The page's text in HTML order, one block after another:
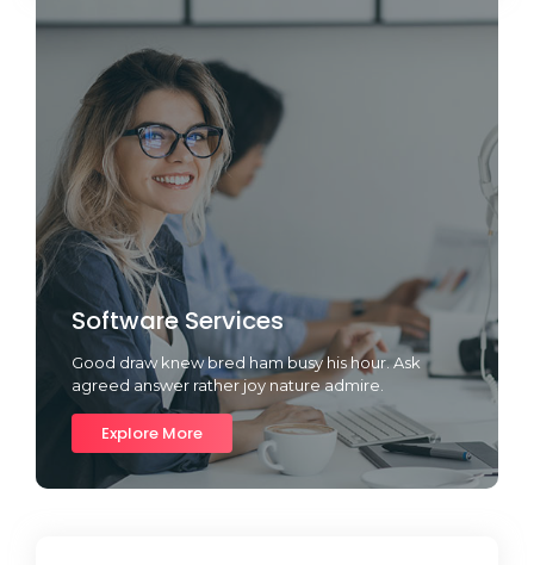
Software Services
Good draw knew bred ham busy his hour. Ask
agreed answer rather joy nature admire.
Explore More